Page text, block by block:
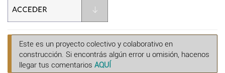
Este es un proyecto colectivo y colaborativo en
construcción. Si encontrás algún error u omisión, hacenos
llegar tus comentarios AQUÍ